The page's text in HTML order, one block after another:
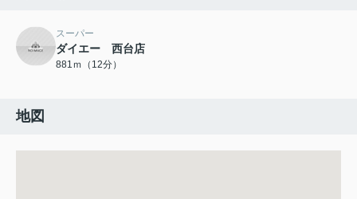
スーパー
ダイエー 西台店
881ｍ（12分）
地図